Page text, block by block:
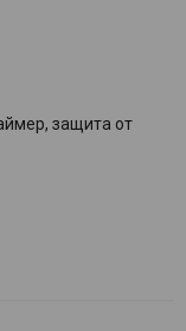
защита от